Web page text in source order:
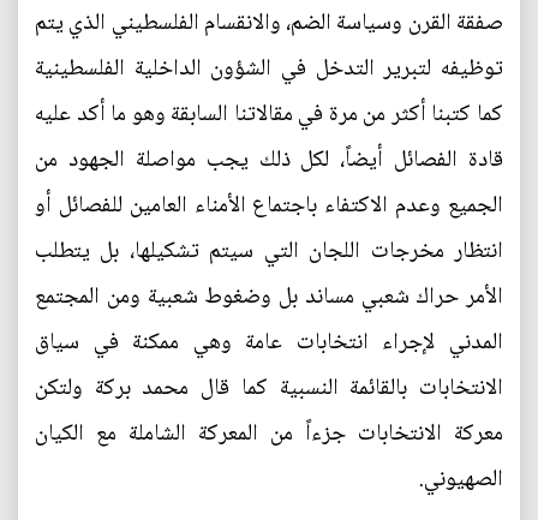
صفقة القرن وسياسة الضم، والانقسام الفلسطيني الذي يتم
توظيفه لتبرير التدخل في الشؤون الداخلية الفلسطينية
كما كتبنا أكثر من مرة في مقالاتنا السابقة وهو ما أكد عليه
قادة الفصائل أيضاً، لكل ذلك يجب مواصلة الجهود من
الجميع وعدم الاكتفاء باجتماع الأمناء العامين للفصائل أو
انتظار مخرجات اللجان التي سيتم تشكيلها، بل يتطلب
الأمر حراك شعبي مساند بل وضغوط شعبية ومن المجتمع
المدني لإجراء انتخابات عامة وهي ممكنة في سياق
الانتخابات بالقائمة النسبية كما قال محمد بركة ولتكن
معركة الانتخابات جزءاً من المعركة الشاملة مع الكيان
الصهيوني.